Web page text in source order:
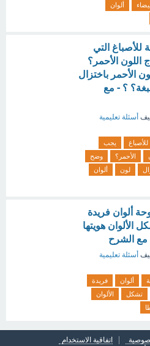
ألوان
للأصباغ التي
اللون الأحمر؟
الأحمر باختزال
؟ - مع
أسئلة تعليمية
للأصباغ
يجب
الأحمر؟
وضح
لون
ألوان
ألوان فريدة
الألوان هويتها
الشرح
أسئلة تعليمية
ألوان
فريدة
تشكل
الألوان
اتفاقية الاستخدام